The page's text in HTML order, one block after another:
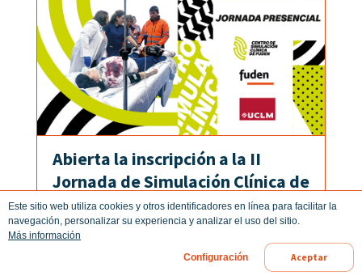
Este sitio web utiliza cookies y otros identificadores en línea para facilitar la
navegación, personalizar su experiencia y analizar el uso del sitio.
Más información
Configuración Aceptar
Abierta la inscripción a la II
Jornada de Simulación Clínica de
FUDEN: ciencia, práctica y futuro
29/May/2026